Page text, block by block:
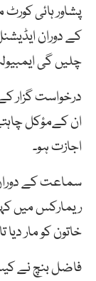
پشاور ہائی
کے دوران
چلیں گی
درخواست گزار
ان کےمؤکل
اجازت ہو۔
سماعت کے
ریمارکس میں
خاتون کو مار
فاضل بنچ نے